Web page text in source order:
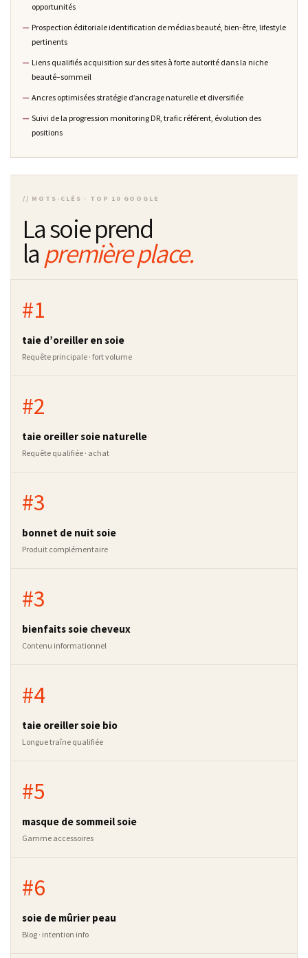
opportunités
Prospection éditoriale identification de médias beauté, bien-être, lifestyle
pertinents
Liens qualifiés acquisition sur des sites à forte autorité dans la niche
beauté–sommeil
Ancres optimisées stratégie d’ancrage naturelle et diversifiée
Suivi de la progression monitoring DR, trafic référent, évolution des
positions
// MOTS-CLÉS · TOP 10 GOOGLE
La soie prend
la première place.
#1
taie d’oreiller en soie
Requête principale · fort volume
#2
taie oreiller soie naturelle
Requête qualifiée · achat
#3
bonnet de nuit soie
Produit complémentaire
#3
bienfaits soie cheveux
Contenu informationnel
#4
taie oreiller soie bio
Longue traîne qualifiée
#5
masque de sommeil soie
Gamme accessoires
#6
soie de mûrier peau
Blog · intention info